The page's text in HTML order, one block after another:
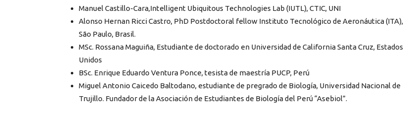
Manuel Castillo-Cara,Intelligent Ubiquitous Technologies Lab (IUTL), CTIC, UNI
Alonso Hernan Ricci Castro, PhD Postdoctoral fellow Instituto Tecnológico de Aeronáutica (ITA),
São Paulo, Brasil.
MSc. Rossana Maguiña, Estudiante de doctorado en Universidad de California Santa Cruz, Estados
Unidos
BSc. Enrique Eduardo Ventura Ponce, tesista de maestría PUCP, Perú
Miguel Antonio Caicedo Baltodano, estudiante de pregrado de Biología, Universidad Nacional de
Trujillo. Fundador de la Asociación de Estudiantes de Biología del Perú “Asebiol”.